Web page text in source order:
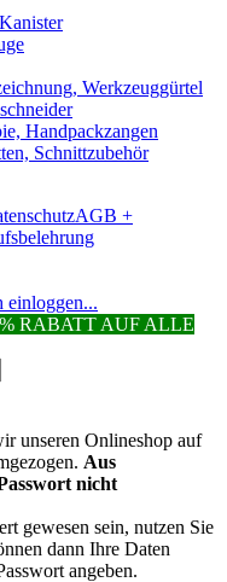
Werkzeuggürtel
Handpackzangen
Schnittzubehör
AGB +
einloggen...
RABATT AUF ALLE
unseren Onlineshop auf
Aus
nicht
gewesen sein, nutzen Sie
dann Ihre Daten
angeben.